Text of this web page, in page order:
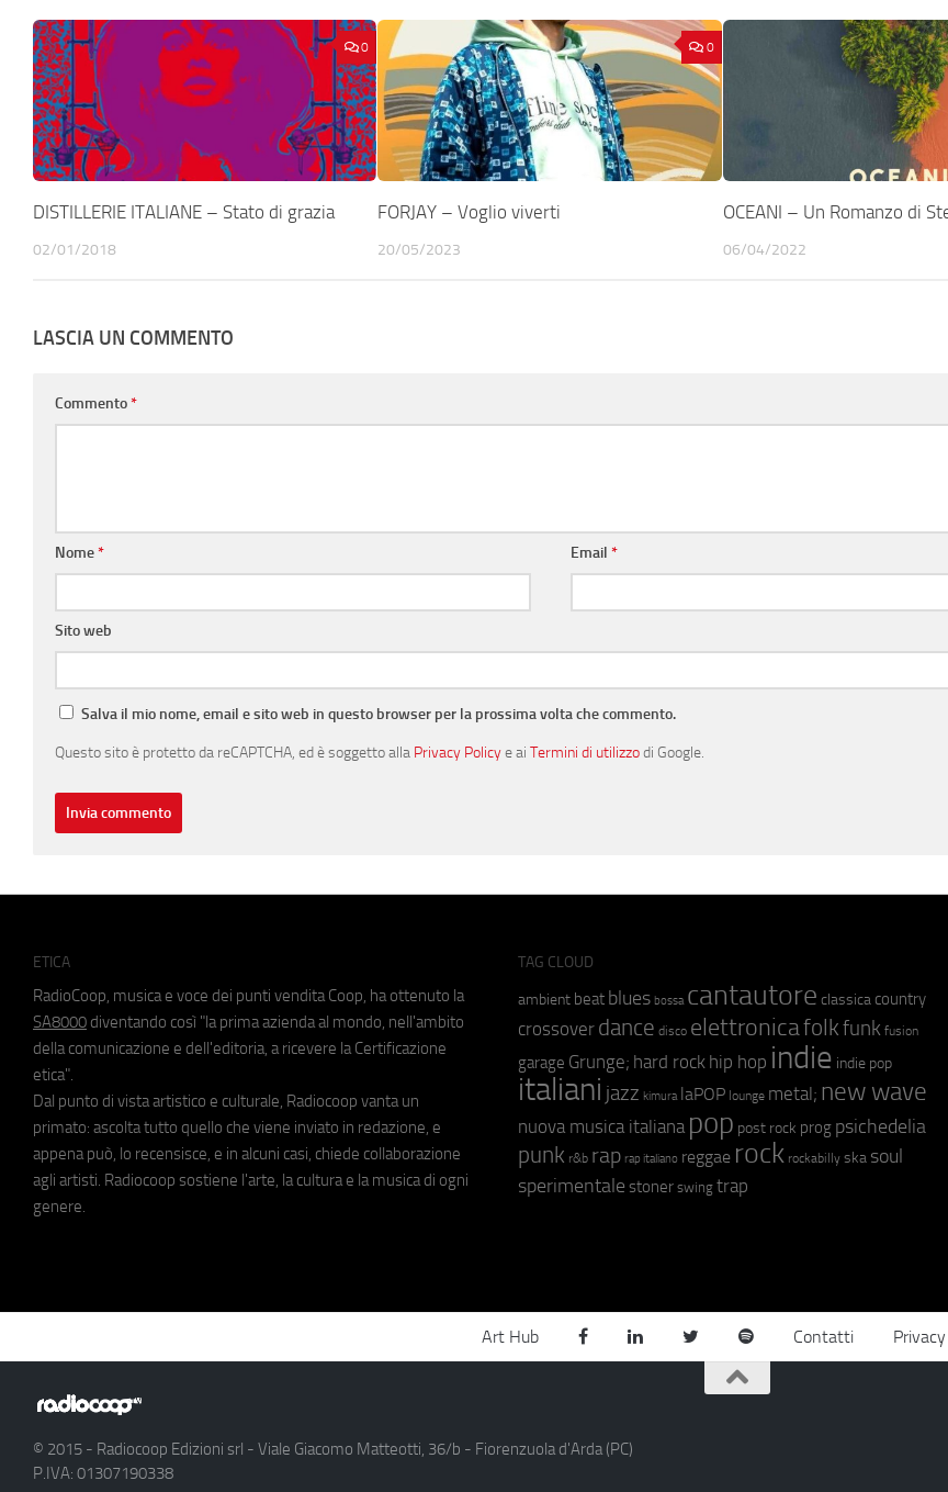
0
DISTILLERIE ITALIANE – Stato di grazia
02/01/2018
0
FORJAY – Voglio viverti
20/05/2023
OCEANI – Un Romanzo di
06/04/2022
LASCIA UN COMMENTO
Commento*
Nome* Email*
Sito web
Salva il mio nome, email e sito web in questo browser per la prossima volta che commento.
Questo sito è protetto da reCAPTCHA, ed è soggetto alla Privacy Policye ai Termini di utilizzodi Google.
ETICA
RadioCoop, musica e voce dei punti vendita Coop, ha ottenuto la
SA8000 diventando così "la prima azienda al mondo, nell'ambito
della comunicazione e dell'editoria, a ricevere la Certificazione
etica".
Dal punto di vista artistico e culturale, Radiocoop vanta un
primato: ascolta tutto quello che viene inviato in redazione, e
appena può, lo recensisce, e in alcuni casi, chiede collaborazione
agli artisti. Radiocoop sostiene l'arte, la cultura e la musica di ogni
genere.
TAG CLOUD
ambient beat blues bossa cantautore classica country
crossover dance disco elettronicafolkfunk fusion
garage Grunge; hard rock hip hop indie indie pop
italiani jazz kimura laPOP lounge metal; new wave
nuova musica italiana pop post rock prog psichedelia
punk r&b rap rap italiano reggae rock rockabilly ska soul
sperimentale stoner swing trap
Art Hub Contatti
© 2015 - Radiocoop Edizioni srl - Viale Giacomo Matteotti, 36/b - Fiorenzuola d'Arda (PC)
P.IVA: 01307190338